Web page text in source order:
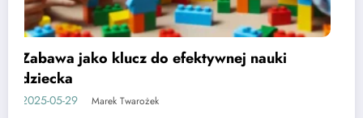
Etapy rozwoju mowy u dzieci i jak je
wspierać
2025-06-05 Marek Twarożek